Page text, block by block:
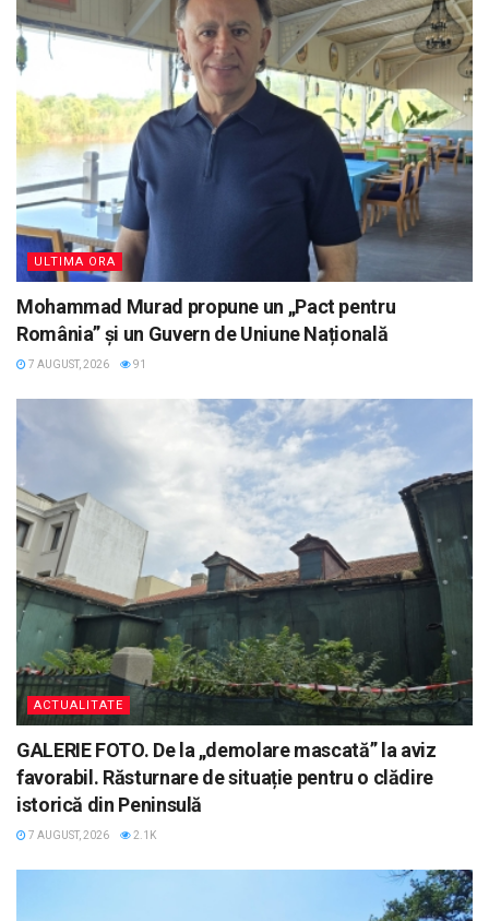
ULTIMA ORA
Mohammad Murad propune un „Pact pentru
România” și un Guvern de Uniune Națională
7 AUGUST, 2026 91
ACTUALITATE
GALERIE FOTO. De la „demolare mascată” la aviz
favorabil. Răsturnare de situație pentru o clădire
istorică din Peninsulă
7 AUGUST, 2026 2.1K